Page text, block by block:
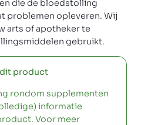
die de bloedstolling
problemen opleveren. Wij
arts of apotheker te
gebruikt.
product
rondom supplementen
informatie
Voor meer